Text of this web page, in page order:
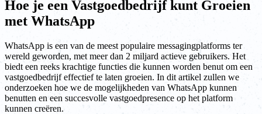
Hoe je een Vastgoedbedrijf kunt Groeien
met WhatsApp
WhatsApp is een van de meest populaire messagingplatforms ter
wereld geworden, met meer dan 2 miljard actieve gebruikers. Het
biedt een reeks krachtige functies die kunnen worden benut om een
vastgoedbedrijf effectief te laten groeien. In dit artikel zullen we
onderzoeken hoe we de mogelijkheden van WhatsApp kunnen
benutten en een succesvolle vastgoedpresence op het platform
kunnen creëren.